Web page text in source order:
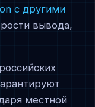
с другими
вывода,
местной